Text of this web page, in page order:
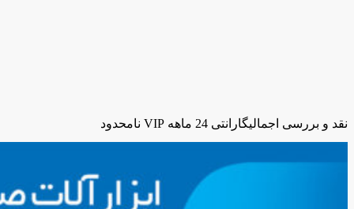
نقد و بررسی اجمالیگارانتی 24 ماهه VIP نامحدود